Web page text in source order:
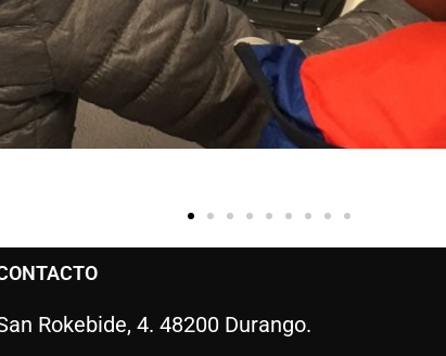
Rokebide, 4. 48200 Durango.